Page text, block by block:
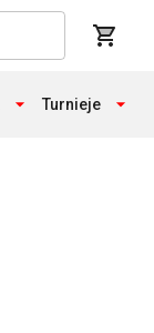
Turnieje